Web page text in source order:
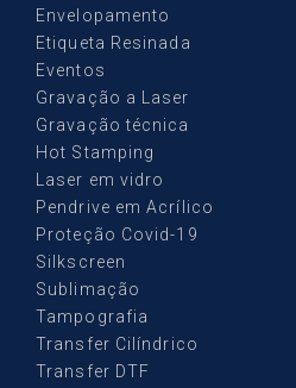
Envelopamento
Etiqueta Resinada
Eventos
Gravação a Laser
Gravação técnica
Hot Stamping
Laser em vidro
Pendrive em Acrílico
Proteção Covid-19
Silkscreen
Sublimação
Tampografia
Transfer Cilíndrico
Transfer DTF